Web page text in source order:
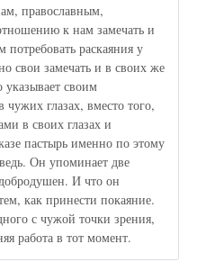
православным,
к нам замечать и
потребовать раскаяния у
свои замечать и в своих же
указывает своим
глазах, вместо того,
в своих глазах и
пастырь именно по этому
Он упоминает две
И что он
как принести покаяние.
с чужой точки зрения,
работа в тот момент.